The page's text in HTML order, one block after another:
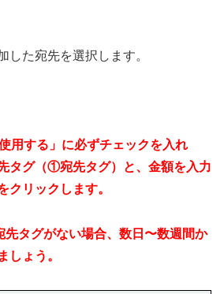
た宛先を選択します。
用する」に必ずチェックを入れ
タグ（①宛先タグ）と、金額を入力
クリックします。
先タグがない場合、数日〜数週間か
しょう。